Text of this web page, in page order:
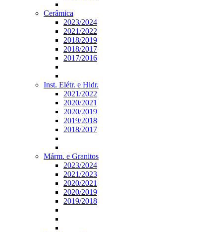
Cerâmica
2023/2024
2021/2022
2018/2019
2018/2017
2017/2016
Inst. Elétr. e Hidr.
2021/2022
2020/2021
2020/2019
2019/2018
2018/2017
Márm. e Granitos
2023/2024
2021/2023
2020/2021
2020/2019
2019/2018